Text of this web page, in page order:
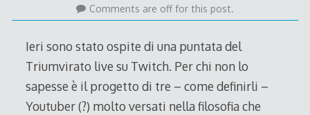
November
2021
Comments are off for this post.
Ieri sono stato ospite di una puntata del
Triumvirato live su Twitch. Per chi non lo
sapesse è il progetto di tre – come definirli –
Youtuber (?) molto versati nella filosofia che